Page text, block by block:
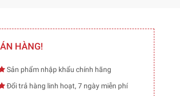
HÀNG!
Sản phẩm nhập khẩu chính hãng
Đổi trả hàng linh hoạt, 7 ngày miễn phí